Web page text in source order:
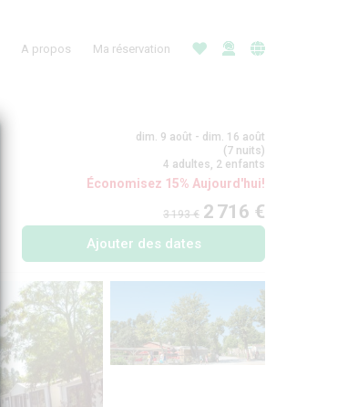
A propos Ma réservation
dim. 9 août - dim. 16 août
(7 nuits)
4 adultes, 2 enfants
Économisez 15% Aujourd'hui!
3 193 € 2 716 €
Ajouter des dates